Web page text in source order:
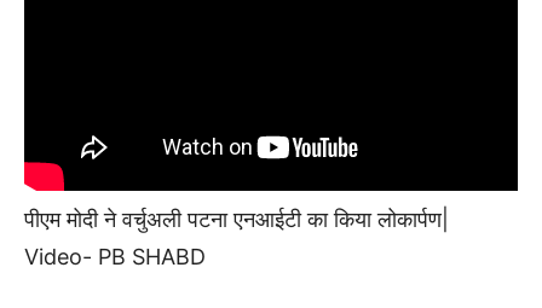
पीएम मोदी ने वर्चुअली पटना एनआईटी का किया लोकार्पण|
Video- PB SHABD